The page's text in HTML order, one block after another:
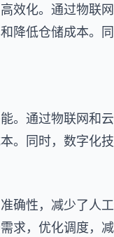
效化。通过物联
降低仓储成本。
。通过物联网和
。同时，数字化
确性，减少了人
求，优化调度，